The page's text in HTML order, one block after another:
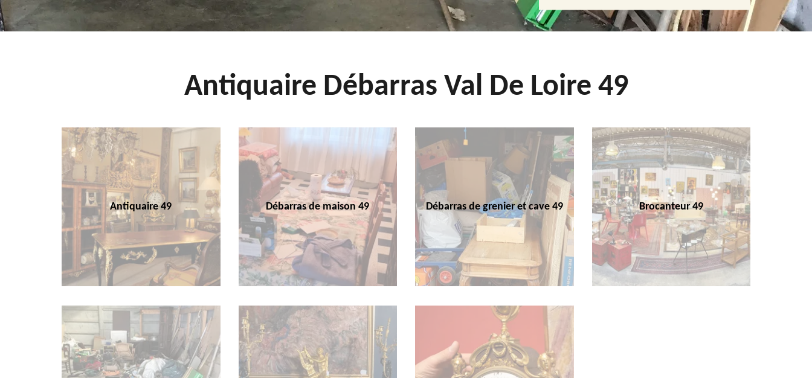
Antiquaire Débarras Val De Loire 49
Antiquaire 49 Débarras de maison 49 Débarras de grenier et cave 49 Brocanteur 49